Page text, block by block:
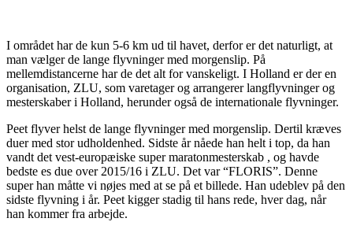
I området har de kun 5-6 km ud til havet, derfor er det naturligt, at
man vælger de lange flyvninger med morgenslip. På
mellemdistancerne har de det alt for vanskeligt. I Holland er der en
organisation, ZLU, som varetager og arrangerer langflyvninger og
mesterskaber i Holland, herunder også de internationale flyvninger.
Peet flyver helst de lange flyvninger med morgenslip. Dertil kræves
duer med stor udholdenhed. Sidste år nåede han helt i top, da han
vandt det vest-europæiske super maratonmesterskab , og havde
bedste es due over 2015/16 i ZLU. Det var “FLORIS”. Denne
super han måtte vi nøjes med at se på et billede. Han udeblev på den
sidste flyvning i år. Peet kigger stadig til hans rede, hver dag, når
han kommer fra arbejde.